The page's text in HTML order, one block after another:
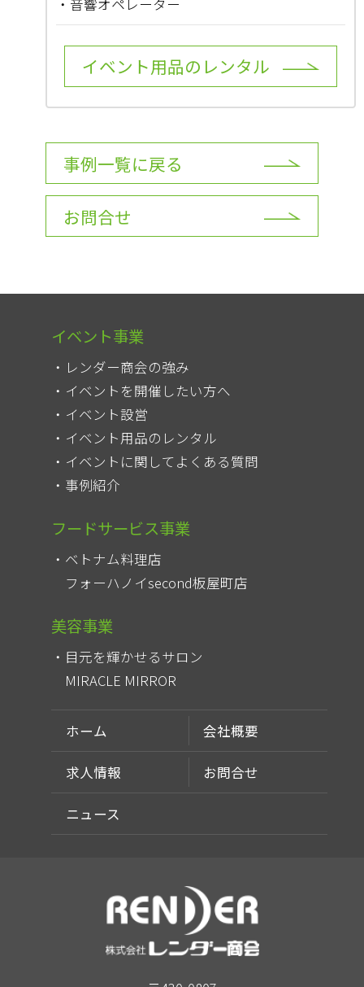
イベント用品のレンタル
事例一覧に戻る
お問合せ
イベント事業
レンダー商会の強み
イベントを開催したい方へ
イベント設営
イベント用品のレンタル
イベントに関してよくある質問
事例紹介
フードサービス事業
ベトナム料理店
フォーハノイsecond板屋町店
美容事業
目元を輝かせるサロン
MIRACLE MIRROR
ホーム 会社概要
求人情報 お問合せ
ニュース